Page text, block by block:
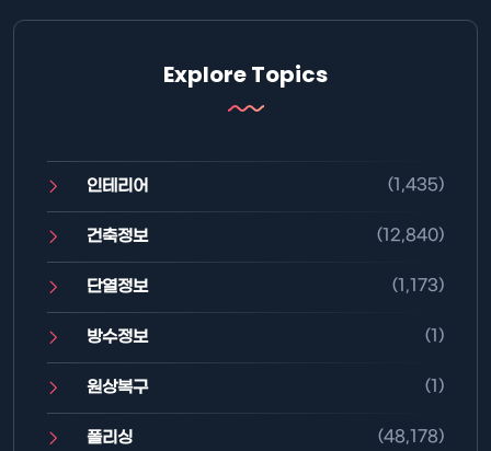
Explore Topics
인테리어 (1,435)
건축정보 (12,840)
단열정보 (1,173)
방수정보 (1)
원상복구 (1)
폴리싱 (48,178)